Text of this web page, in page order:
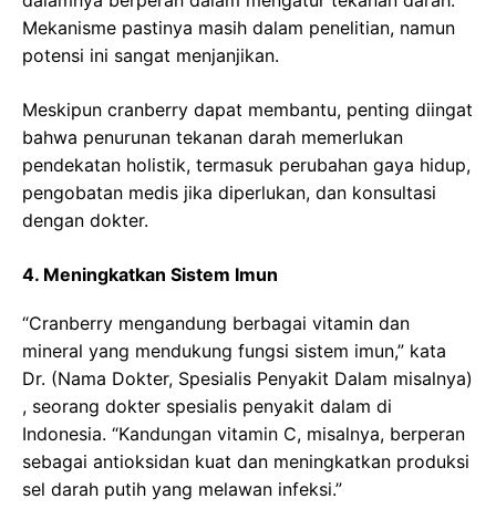
Mekanisme pastinya masih dalam penelitian, namun
potensi ini sangat menjanjikan.
Meskipun cranberry dapat membantu, penting diingat
bahwa penurunan tekanan darah memerlukan
pendekatan holistik, termasuk perubahan gaya hidup,
pengobatan medis jika diperlukan, dan konsultasi
dengan dokter.
4. Meningkatkan Sistem Imun
“Cranberry mengandung berbagai vitamin dan
mineral yang mendukung fungsi sistem imun,” kata
Dr. (Nama Dokter, Spesialis Penyakit Dalam misalnya)
, seorang dokter spesialis penyakit dalam di
Indonesia. “Kandungan vitamin C, misalnya, berperan
sebagai antioksidan kuat dan meningkatkan produksi
sel darah putih yang melawan infeksi.”